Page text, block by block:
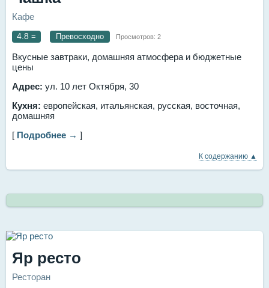
Кафе
4.8 = Превосходно Просмотров: 2
Вкусные завтраки, домашняя атмосфера и бюджетные
цены
Адрес: ул. 10 лет Октября, 30
Кухня: европейская, итальянская, русская, восточная,
домашняя
[ Подробнее → ]
К содержанию ▲
Яр ресто
Ресторан